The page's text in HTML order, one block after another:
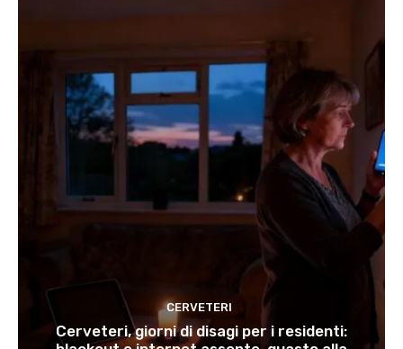
CERVETERI
Cerveteri, giorni di disagi per i residenti: